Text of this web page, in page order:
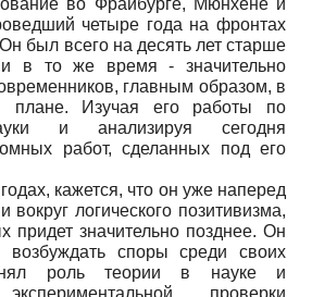
во Фрайбурге, Мюнхене и
четыре года на фронтах
был всего на десять лет старше
и в то же время - значительно
главным образом, в
плане. Изучая его работы по
и анализируя сегодня
работ, сделанных под его
кажется, что он уже наперед
вокруг логического позитивизма,
придет значительно позднее. Он
споры среди своих
роль теории в науке и